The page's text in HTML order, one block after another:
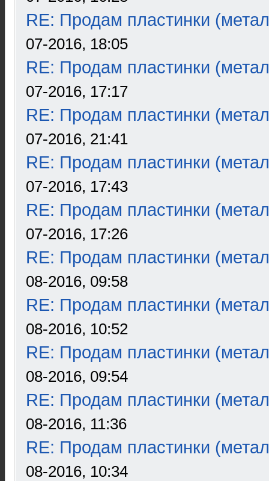
RE: Продам пластинки
07-2016, 18:05
RE: Продам пластинки
07-2016, 17:17
RE: Продам пластинки
07-2016, 21:41
RE: Продам пластинки
07-2016, 17:43
RE: Продам пластинки
07-2016, 17:26
RE: Продам пластинки
08-2016, 09:58
RE: Продам пластинки
08-2016, 10:52
RE: Продам пластинки
08-2016, 09:54
RE: Продам пластинки
08-2016, 11:36
RE: Продам пластинки
08-2016, 10:34